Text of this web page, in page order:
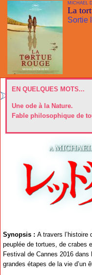
MICHAEL
La
Sortie
EN QUELQUES MOTS...
Une ode à la Nature.
Fable philosophique de
Synopsis : A travers l’histoire
peuplée de tortues, de crabes
Festival de Cannes 2016 dans
grandes étapes de la vie d’un